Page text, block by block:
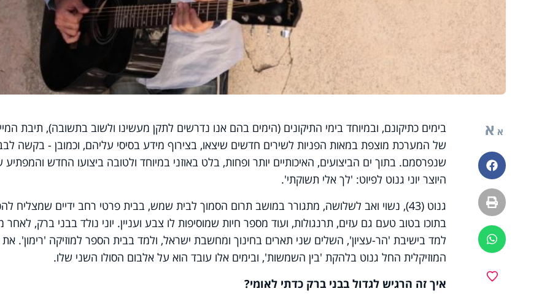
א א
פייסבוק
הדפסה
ווטסאפ
בימים כתיקונם, ובמיוחד בימי התיקונים (הימים בהם אנו נדרשים לתקן מעשינו ולשוב בתשובה), תיבת
של המערכת מוצפת במאות הפניות לשירים חדשים שיצאו, בצירוף מידע בסיסי עליהם, וכמובן - בקשה
שנפרסמם. בתוך ים הביצועים, האיכותיים יותר ופחות, בלט באוזני במיוחד ולטובה ביצועו החדש והמפתיע
היוצר יוני גנוט לפיוט: 'לך אלי תשוקתי'.
גנוט (43), נשוי ואב לשלושה, מתגורר במושב תרום הסמוך לבית שמש, בבית פרטי רחב ידיים שמצליח
בתוכו בטוב טעם גם עזים, תרנגולות, ועוד מספר חיות שמוסיפות לו צבע ועניין. יוני נולד בבני ברק, לאחר
למד בישיבת 'הר-עציון', השלים שני תארים בחינוך ומחשבת ישראל, ולמד בבית הספר למוזיקה 'רימון'. את
המוזיקלית החל גנוט בלהקת 'בין השמשות', ובימים אלו עובד הוא על אלבום הסולו השני שלו.
איך זה הרגיש לגדול בבני ברק כדתי לאומי?